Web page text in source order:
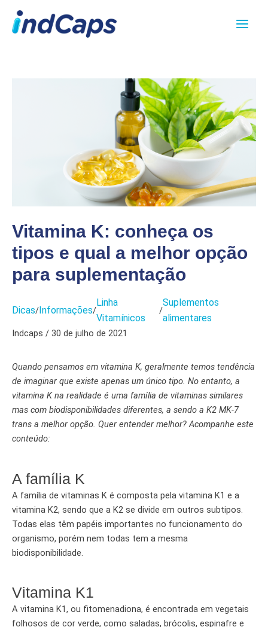
para
Vitamina K: conheça os
tipos e qual a melhor opção
para suplementação
Dicas/ Informações/
Linha
Vitamínicos
/
Suplementos
alimentares
Indcaps / 30 de julho de 2021
Quando pensamos em vitamina K, geralmente temos tendência
de imaginar que existe apenas um único tipo. No entanto, a
vitamina K na realidade é uma família de vitaminas similares
mas com biodisponibilidades diferentes, a sendo a K2 MK-7
trans a melhor opção. Quer entender melhor? Acompanhe este
conteúdo:
A família K
A família de vitaminas K é composta pela vitamina K1 e a
vitamina K2, sendo que a K2 se divide em outros subtipos.
Todas elas têm papéis importantes no funcionamento do
organismo, porém nem todas tem a mesma
biodisponibilidade.
Vitamina K1
A vitamina K1, ou fitomenadiona, é encontrada em vegetais
folhosos de cor verde, como saladas, brócolis, espinafre e